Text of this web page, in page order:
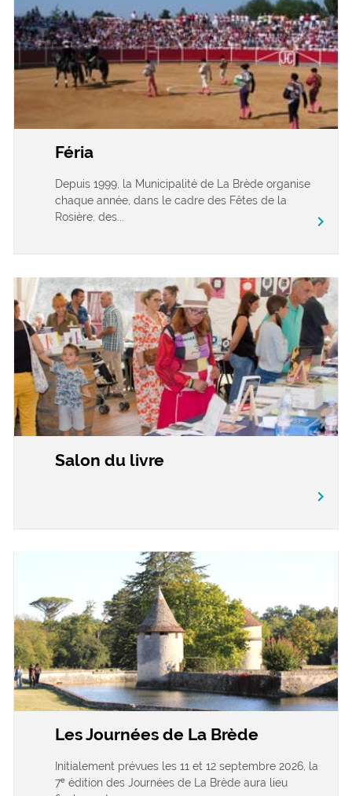
Féria
Depuis 1999, la Municipalité de La Brède organise
chaque année, dans le cadre des Fêtes de la
Rosière, des...
chevron_right
Salon du livre
chevron_right
Les Journées de La Brède
Initialement prévues les 11 et 12 septembre 2026, la
7ᵉ édition des Journées de La Brède aura lieu